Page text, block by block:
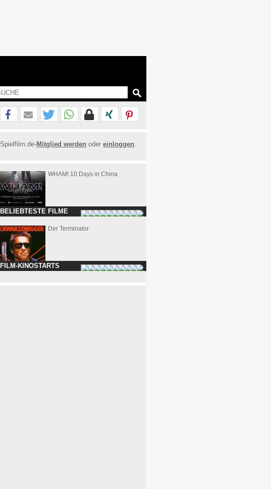
Spielfilm.de-Mitglied werden oder einloggen.
WHAM! 10 Days in China
BELIEBTESTE FILME
Der Terminator
FILM-KINOSTARTS